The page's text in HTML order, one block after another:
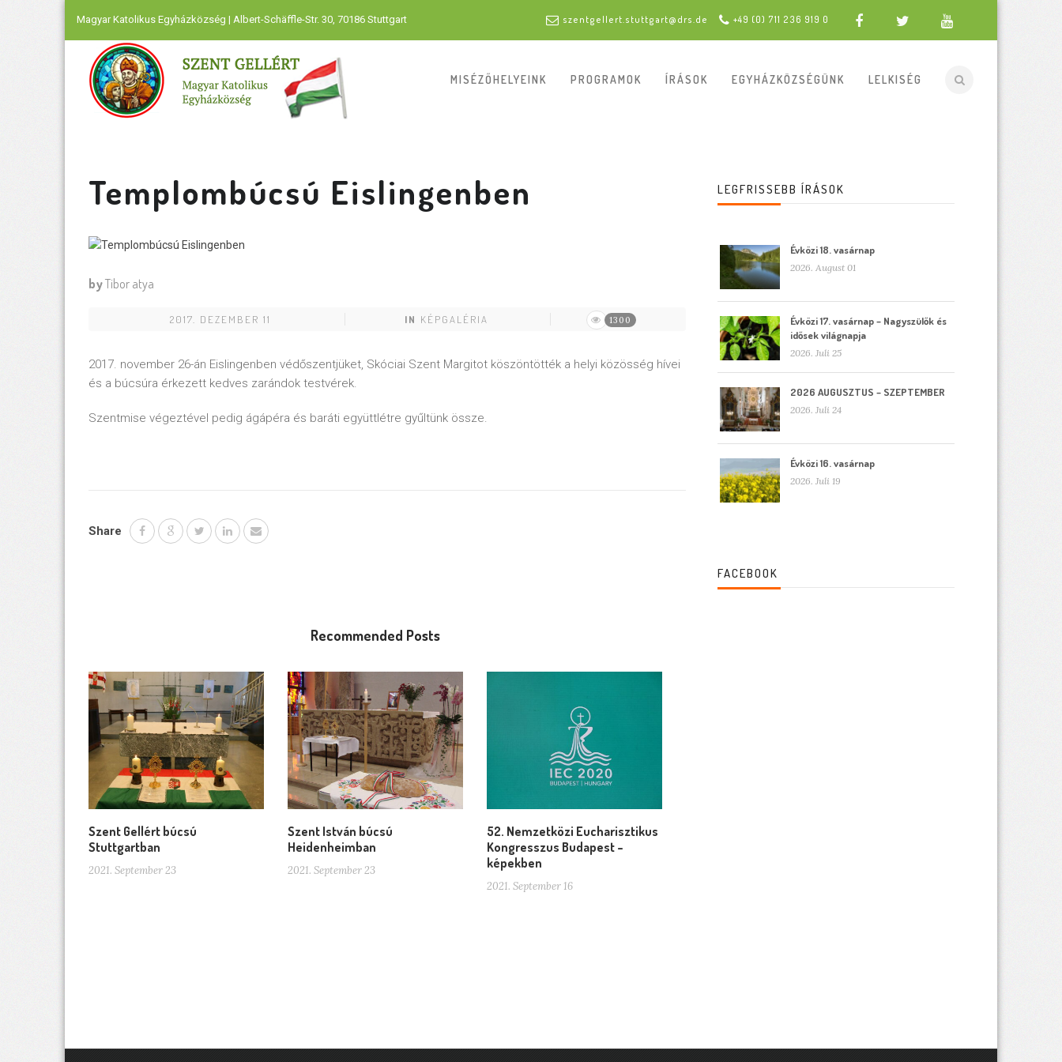
Magyar Katolikus Egyházközség | Albert-Schäffle-Str. 30, 70186 Stuttgart szentgellert.stuttgart@drs.de +49 (0) 711 236 919 0
MISÉZŐHELYEINK PROGRAMOK ÍRÁSOK EGYHÁZKÖZSÉGÜNK LELKISÉG
Templombúcsú Eislingenben
byTibor atya
2017. DEZEMBER 11 IN KÉPGALÉRIA 1300
2017. november 26-án Eislingenben védőszentjüket, Skóciai Szent Margitot köszöntötték a helyi közösség hívei
és a búcsúra érkezett kedves zarándok testvérek.
Szentmise végeztével pedig ágápéra és baráti együttlétre gyűltünk össze.
Share
Recommended Posts
Szent Gellért búcsú
Stuttgartban
2021. September 23
Szent István búcsú
Heidenheimban
2021. September 23
52. Nemzetközi Eucharisztikus
Kongresszus Budapest –
képekben
2021. September 16
LEGFRISSEBB ÍRÁSOK
Évközi 18. vasárnap
2026. August 01
Évközi 17. vasárnap – Nagyszülők és
idősek világnapja
2026. Juli 25
2026 AUGUSZTUS – SZEPTEMBER
2026. Juli 24
Évközi 16. vasárnap
2026. Juli 19
FACEBOOK